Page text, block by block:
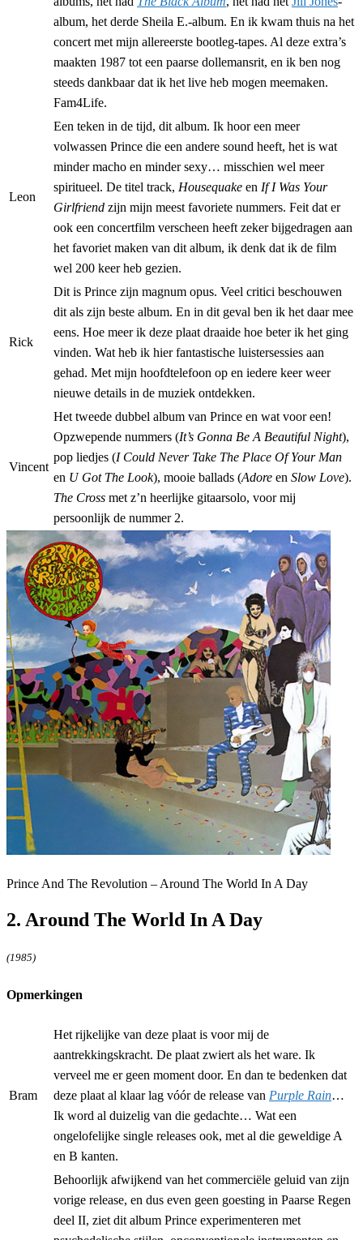
album, het derde Sheila E.-album. En ik kwam thuis na het
concert met mijn allereerste bootleg-tapes. Al deze extra’s
maakten 1987 tot een paarse dollemansrit, en ik ben nog
steeds dankbaar dat ik het live heb mogen meemaken.
Fam4Life.
Leon
Een teken in de tijd, dit album. Ik hoor een meer
volwassen Prince die een andere sound heeft, het is wat
minder macho en minder sexy… misschien wel meer
spiritueel. De titel track, Housequake en If I Was Your
Girlfriend zijn mijn meest favoriete nummers. Feit dat er
ook een concertfilm verscheen heeft zeker bijgedragen aan
het favoriet maken van dit album, ik denk dat ik de film
wel 200 keer heb gezien.
Rick
Dit is Prince zijn magnum opus. Veel critici beschouwen
dit als zijn beste album. En in dit geval ben ik het daar mee
eens. Hoe meer ik deze plaat draaide hoe beter ik het ging
vinden. Wat heb ik hier fantastische luistersessies aan
gehad. Met mijn hoofdtelefoon op en iedere keer weer
nieuwe details in de muziek ontdekken.
Vincent
Het tweede dubbel album van Prince en wat voor een!
Opzwepende nummers (It’s Gonna Be A Beautiful Night),
pop liedjes (I Could Never Take The Place Of Your Man
en U Got The Look), mooie ballads (Adore en Slow Love).
The Cross met z’n heerlijke gitaarsolo, voor mij
persoonlijk de nummer 2.
Prince And The Revolution – Around The World In A Day
2. Around The World In A Day
(1985)
Opmerkingen
Bram
Het rijkelijke van deze plaat is voor mij de
aantrekkingskracht. De plaat zwiert als het ware. Ik
verveel me er geen moment door. En dan te bedenken dat
deze plaat al klaar lag vóór de release van Purple Rain…
Ik word al duizelig van die gedachte… Wat een
ongelofelijke single releases ook, met al die geweldige A
en B kanten.
Behoorlijk afwijkend van het commerciële geluid van zijn
vorige release, en dus even geen goesting in Paarse Regen
deel II, ziet dit album Prince experimenteren met